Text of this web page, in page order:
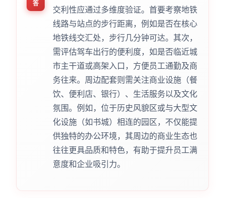
答
交利性应通过多维度验证。首要考察地铁
线路与站点的步行距离，例如是否在核心
地铁线交汇处，步行几分钟可达。其次，
需评估驾车出行的便利度，如是否临近城
市主干道或高架入口，方便员工通勤及商
务往来。周边配套则需关注商业设施（餐
饮、便利店、银行）、生活服务以及文化
氛围。例如，位于历史风貌区或与大型文
化设施（如书城）相连的园区，不仅能提
供独特的办公环境，其周边的商业生态也
往往更具品质和特色，有助于提升员工满
意度和企业吸引力。